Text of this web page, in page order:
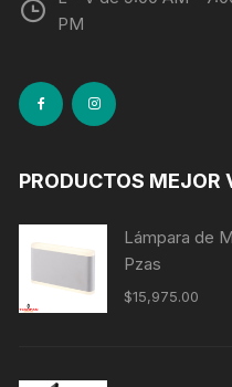
PM
PRODUCTOS MEJOR
Lámpara de
Pzas
$15,975.00